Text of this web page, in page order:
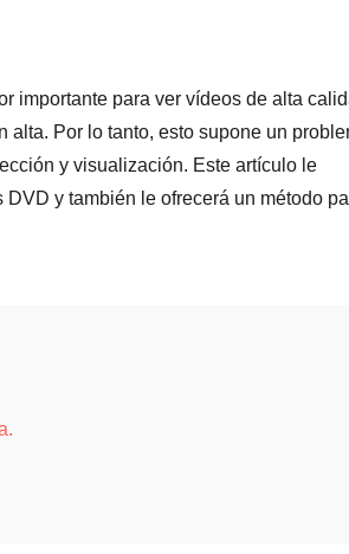
importante para ver vídeos de alta
alta. Por lo tanto, esto supone un
y visualización. Este artículo le
y también le ofrecerá un método